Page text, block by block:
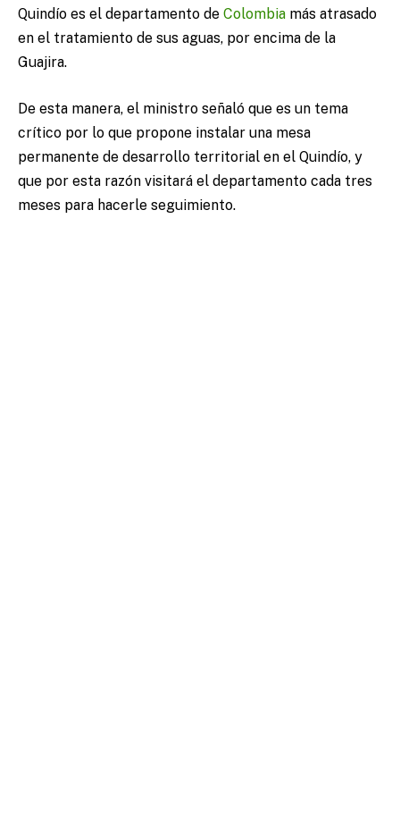
Quindío es el departamento de Colombia más atrasado
en el tratamiento de sus aguas, por encima de la
Guajira.
De esta manera, el ministro señaló que es un tema
crítico por lo que propone instalar una mesa
permanente de desarrollo territorial en el Quindío, y
que por esta razón visitará el departamento cada tres
meses para hacerle seguimiento.